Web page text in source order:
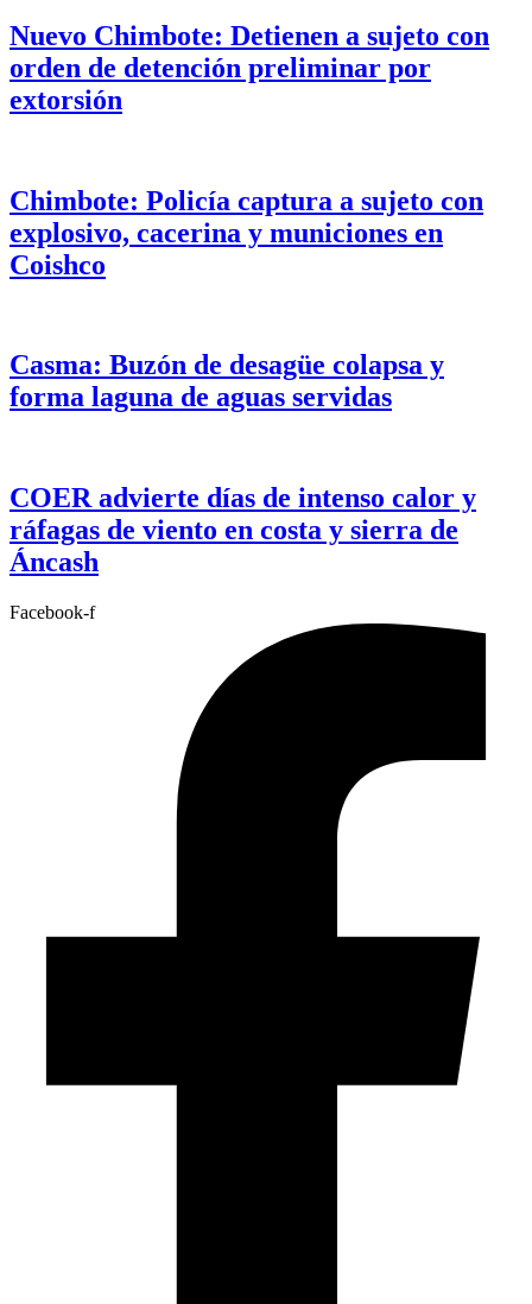
Nuevo Chimbote: Detienen a sujeto con
orden de detención preliminar por
extorsión
Chimbote: Policía captura a sujeto con
explosivo, cacerina y municiones en
Coishco
Casma: Buzón de desagüe colapsa y
forma laguna de aguas servidas
COER advierte días de intenso calor y
ráfagas de viento en costa y sierra de
Áncash
Facebook-f